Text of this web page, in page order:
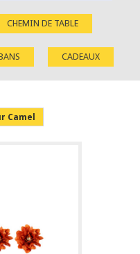
CHEMIN DE TABLE
CADEAUX
Camel